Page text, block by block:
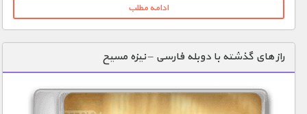
ادامه مطلب
راز های گذشته با دوبله فارسی – نیزه مسیح